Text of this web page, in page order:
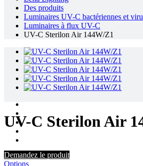
Des produits
Luminaires UV-C bactériennes et
Luminaires à flux UV-C
UV-C Sterilon Air 144W/Z1
UV-C Sterilon Air
Demandez le produit
Options